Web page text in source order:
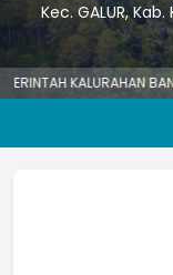
Kec. GALUR,
KALURAHAN